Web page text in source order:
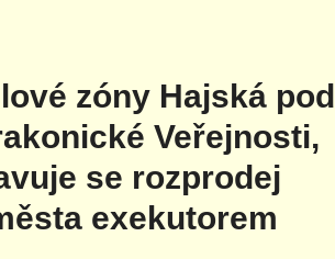
zóny Hajská pod
Veřejnosti,
se rozprodej
exekutorem